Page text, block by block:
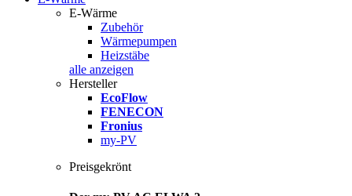
E-Wärme
Zubehör
Wärmepumpen
Heizstäbe
alle anzeigen
Hersteller
EcoFlow
FENECON
Fronius
my-PV
Preisgekrönt